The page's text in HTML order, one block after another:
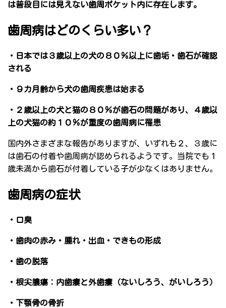
は普段目には見えない歯周ポケット内に存在します。
歯周病はどのくらい多い？
・日本では３歳以上の犬の８０％以上に歯垢・歯石が確認
される
・９カ月齢から犬の歯周疾患は始まる
・２歳以上の犬と猫の８０％が歯石の問題があり、４歳以
上の犬猫の約１０％が重度の歯周病に罹患
国内外さまざまな報告がありますが、いずれも２、３歳に
は歯石の付着や歯周病が認められるようです。当院でも１
歳未満から歯石が付着している子が少なくはありません。
歯周病の症状
・口臭
・歯肉の赤み・腫れ・出血・できもの形成
・歯の脱落
・根尖膿瘍：内歯瘻と外歯瘻（ないしろう、がいしろう）
・下顎骨の骨折